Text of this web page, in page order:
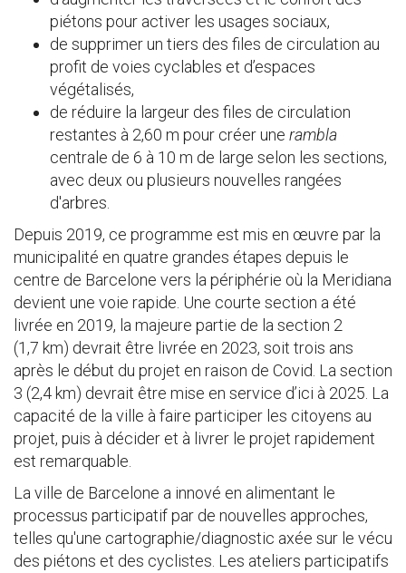
piétons pour activer les usages sociaux,
de supprimer un tiers des files de circulation au
profit de voies cyclables et d’espaces
végétalisés,
de réduire la largeur des files de circulation
restantes à 2,60 m pour créer une rambla
centrale de 6 à 10 m de large selon les sections,
avec deux ou plusieurs nouvelles rangées
d'arbres.
Depuis 2019, ce programme est mis en œuvre par la
municipalité en quatre grandes étapes depuis le
centre de Barcelone vers la périphérie où la Meridiana
devient une voie rapide. Une courte section a été
livrée en 2019, la majeure partie de la section 2
(1,7 km) devrait être livrée en 2023, soit trois ans
après le début du projet en raison de Covid. La section
3 (2,4 km) devrait être mise en service d’ici à 2025. La
capacité de la ville à faire participer les citoyens au
projet, puis à décider et à livrer le projet rapidement
est remarquable.
La ville de Barcelone a innové en alimentant le
processus participatif par de nouvelles approches,
telles qu'une cartographie/diagnostic axée sur le vécu
des piétons et des cyclistes. Les ateliers participatifs